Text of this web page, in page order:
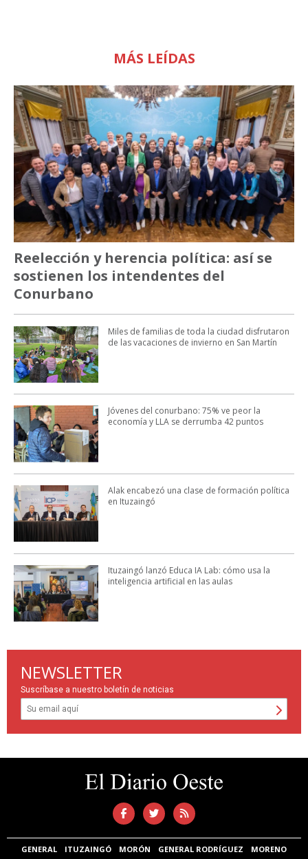
MÁS LEÍDAS
Reelección y herencia política: así se
sostienen los intendentes del
Conurbano
Miles de familias de toda la ciudad disfrutaron
de las vacaciones de invierno en San Martín
Jóvenes del conurbano: 75% ve peor la
economía y LLA se derrumba 42 puntos
Alak encabezó una clase de formación política
en Ituzaingó
Ituzaingó lanzó Educa IA Lab: cómo usa la
inteligencia artificial en las aulas
NEWSLETTER
Suscríbase a nuestro boletín de noticias
GENERAL ITUZAINGÓ MORÓN GENERAL RODRÍGUEZ MORENO